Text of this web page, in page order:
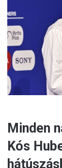
Minden
Kós